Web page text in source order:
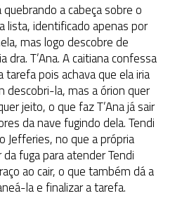
a cabeça sobre o
lista, identificado apenas por
mas logo descobre de
dra. T’Ana. A caitiana confessa
tarefa pois achava que ela iria
descobri-la, mas a órion quer
jeito, o que faz T’Ana já sair
da nave fugindo dela. Tendi
Jefferies, no que a própria
fuga para atender Tendi
ao cair, o que também dá a
la e finalizar a tarefa.